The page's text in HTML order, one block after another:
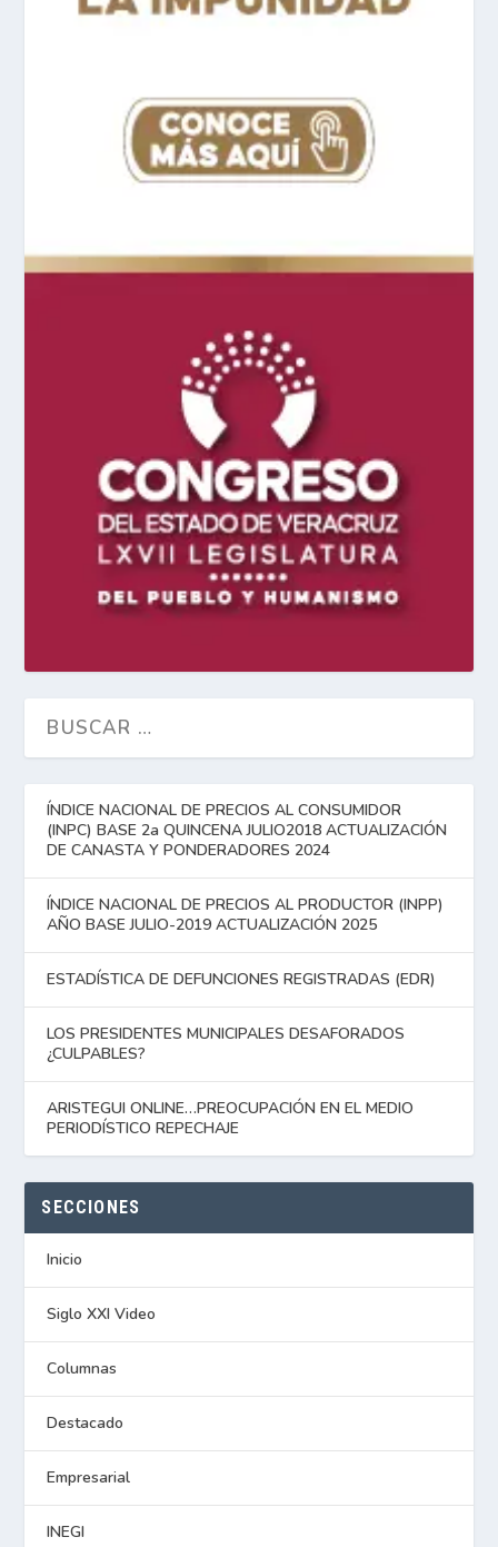
ÍNDICE NACIONAL DE PRECIOS AL CONSUMIDOR
(INPC) BASE 2a QUINCENA JULIO2018 ACTUALIZACIÓN
DE CANASTA Y PONDERADORES 2024
ÍNDICE NACIONAL DE PRECIOS AL PRODUCTOR (INPP)
AÑO BASE JULIO-2019 ACTUALIZACIÓN 2025
ESTADÍSTICA DE DEFUNCIONES REGISTRADAS (EDR)
LOS PRESIDENTES MUNICIPALES DESAFORADOS
¿CULPABLES?
ARISTEGUI ONLINE…PREOCUPACIÓN EN EL MEDIO
PERIODÍSTICO REPECHAJE
SECCIONES
Inicio
Siglo XXI Video
Columnas
Destacado
Empresarial
INEGI